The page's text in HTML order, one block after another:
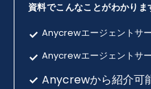
資料でこんなことがわかりま
Anycrewエージェントサ
Anycrewエージェントサ
Anycrewから紹介可